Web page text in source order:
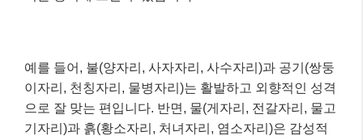
예를 들어, 불(양자리, 사자자리, 사수자리)과 공기(쌍둥
이자리, 천칭자리, 물병자리)는 활발하고 외향적인 성격
으로 잘 맞는 편입니다. 반면, 물(게자리, 전갈자리, 물고
기자리)과 흙(황소자리, 처녀자리, 염소자리)은 감성적